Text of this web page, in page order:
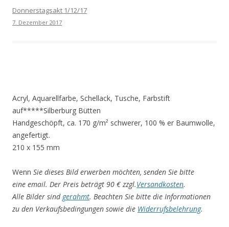
Donnerstagsakt 1/12/17
7. Dezember 2017
Acryl, Aquarellfarbe, Schellack, Tusche, Farbstift
auf*****Silberburg Bütten
Handgeschöpft, ca. 170 g/m² schwerer, 100 % er Baumwolle,
angefertigt.
210 x 155 mm
Wenn Sie dieses Bild erwerben möchten, senden Sie bitte
eine email. Der Preis beträgt 90 € zzgl.Versandkosten.
Alle Bilder sind gerahmt. Beachten Sie bitte die Informationen
zu den Verkaufsbedingungen sowie die Widerrufsbelehrung.